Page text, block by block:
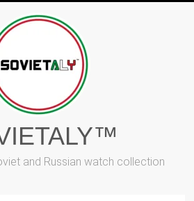
and Russian watch collection